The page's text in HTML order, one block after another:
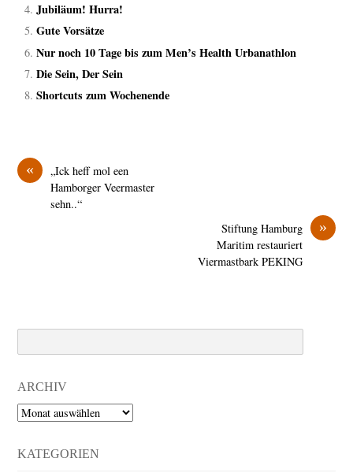
Jubiläum! Hurra!
Gute Vorsätze
Nur noch 10 Tage bis zum Men’s Health Urbanathlon
Die Sein, Der Sein
Shortcuts zum Wochenende
«
„Ick heff mol een
Hamborger Veermaster
sehn..“
»
Stiftung Hamburg
Maritim restauriert
Viermastbark PEKING
ARCHIV
Archiv
KATEGORIEN